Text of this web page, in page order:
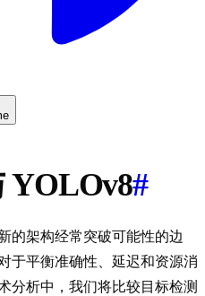
YOLOv8#
的架构经常突破可能性的边
于平衡准确性、延迟和资源消
分析中，我们将比较目标检测